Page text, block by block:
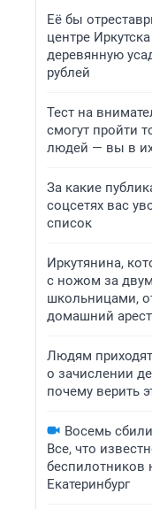
Её бы
центре
деревянную
рублей
Тест на
смогут пройти
людей — вы в
За какие
соцсетях вас
список
Иркутянина,
с ножом за
школьницами,
домашний арест
Людям
о зачислении
почему верить
Восемь
Все, что
беспилотников
Екатеринбург